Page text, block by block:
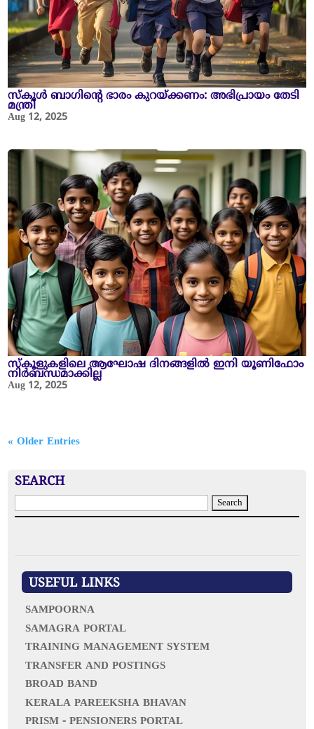
സ്കൂൾ ബാഗിന്റെ ഭാരം കുറയ്ക്കണം: അഭിപ്രായം തേടി
മന്ത്രി
Aug 12, 2025
സ്‌കൂളുകളിലെ ആഘോഷ ദിനങ്ങളിൽ ഇനി യൂണിഫോം
നിർബന്ധമാക്കില്ല
Aug 12, 2025
« Older Entries
SEARCH
e
USEFUL LINKS
SAMPOORNA
SAMAGRA PORTAL
TRAINING MANAGEMENT SYSTEM
TRANSFER AND POSTINGS
BROAD BAND
KERALA PAREEKSHA BHAVAN
PRISM - PENSIONERS PORTAL